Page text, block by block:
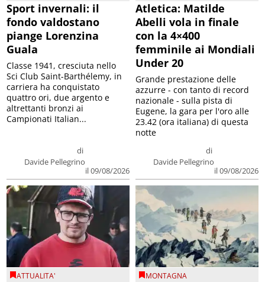
Sport invernali: il
fondo valdostano
piange Lorenzina
Guala
di
Davide Pellegrino
il 09/08/2026
Classe 1941, cresciuta nello
Sci Club Saint-Barthélemy, in
carriera ha conquistato
quattro ori, due argento e
altrettanti bronzi ai
Campionati Italian...
Atletica: Matilde
Abelli vola in finale
con la 4×400
femminile ai Mondiali
Under 20
di
Davide Pellegrino
il 09/08/2026
Grande prestazione delle
azzurre - con tanto di record
nazionale - sulla pista di
Eugene, la gara per l'oro alle
23.42 (ora italiana) di questa
notte
ATTUALITA' MONTAGNA